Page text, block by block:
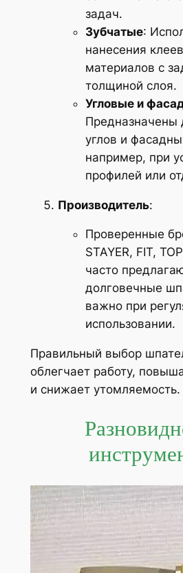
задач.
Зубчатые:
нанесения
материалов с
толщиной слоя.
Угловые и
Предназначены
углов и
например, при
профилей или
Производитель:
Проверенные
STAYER, FIT,
часто
долговечные
важно при
использовании.
Правильный выбор
облегчает работу,
и снижает утомляемость.